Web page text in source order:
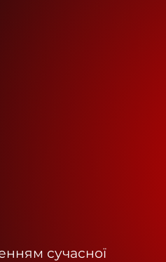
сучасної